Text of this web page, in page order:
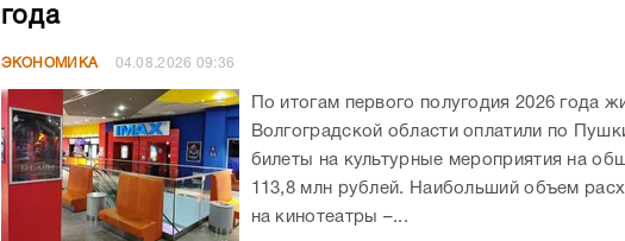
года
ЭКОНОМИКА 04.08.2026 09:36
По итогам первого полугодия 2026 года
Волгоградской области оплатили по
билеты на культурные мероприятия на
113,8 млн рублей. Наибольший объем
на кинотеатры –...